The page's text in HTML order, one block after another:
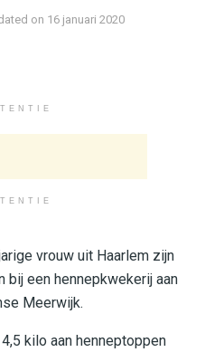
on 16 januari 2020
vrouw uit Haarlem zijn
bij een hennepkwekerij aan
Meerwijk.
kilo aan henneptoppen